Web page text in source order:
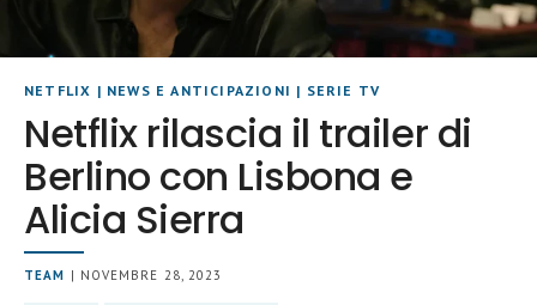
NETFLIX | NEWS E ANTICIPAZIONI | SERIE TV
Netflix rilascia il trailer di
Berlino con Lisbona e
Alicia Sierra
TEAM | NOVEMBRE 28, 2023